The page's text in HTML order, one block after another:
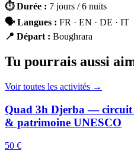
⏱Durée : 7 jours / 6 nuits
🗣 Langues : FR · EN · DE · IT
📍 Départ: Boughrara
Tu pourrais aussi
Voir toutes les activités →
Quad 3h Djerba — circuit
& patrimoine UNESCO
50 €